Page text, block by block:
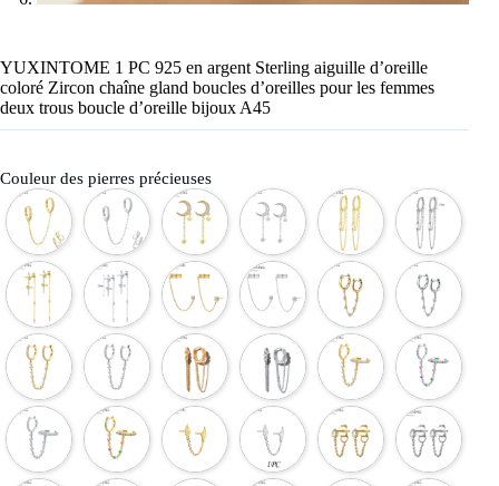
YUXINTOME 1 PC 925 en argent Sterling aiguille d’oreille
coloré Zircon chaîne gland boucles d’oreilles pour les femmes
deux trous boucle d’oreille bijoux A45
Couleur des pierres précieuses